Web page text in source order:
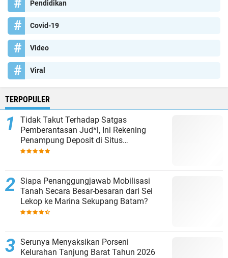
Pendidikan
Covid-19
Video
Viral
TERPOPULER
Tidak Takut Terhadap Satgas
Pemberantasan Jud*l, Ini Rekening
Penampung Deposit di Situs
MENARA4D
Siapa Penanggungjawab Mobilisasi
Tanah Secara Besar-besaran dari Sei
Lekop ke Marina Sekupang Batam?
Serunya Menyaksikan Porseni
Kelurahan Tanjung Barat Tahun 2026